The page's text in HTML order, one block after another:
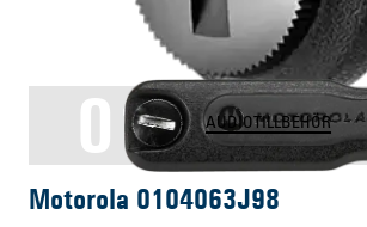
AUDIOTILLBEHÖR
Motorola 0104063J98